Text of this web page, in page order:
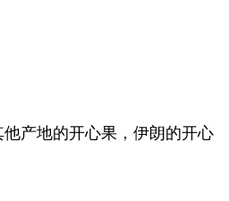
产地的开心果，伊朗的开心